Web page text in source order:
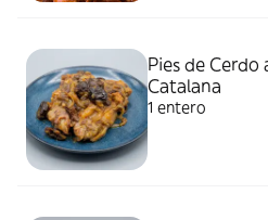
Pies de Cerdo
Catalana
1 entero